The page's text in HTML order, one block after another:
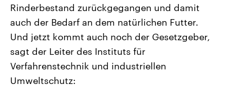
Rinderbestand zurückgegangen und damit
auch der Bedarf an dem natürlichen Futter.
Und jetzt kommt auch noch der Gesetzgeber,
sagt der Leiter des Instituts für
Verfahrenstechnik und industriellen
Umweltschutz: